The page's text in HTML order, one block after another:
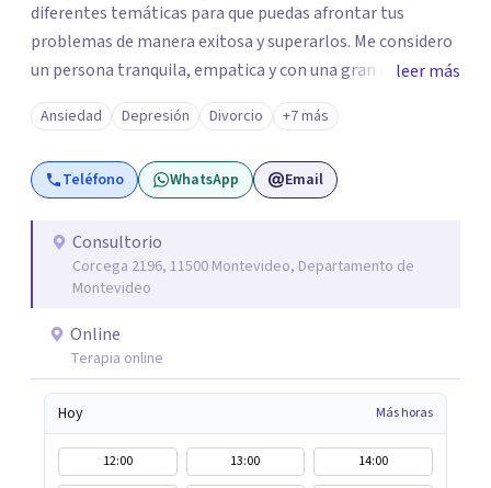
diferentes temáticas para que puedas afrontar tus
problemas de manera exitosa y superarlos. Me considero
un persona tranquila, empatica y con una gran capacidad
analítica. Disfruto ayudando a las personas brindándoles
un espacio único donde ser escuchadas sin prejuicios. Me
formé en la Universidad Católica del Uruguay y me
especialicé en el Instituto Sistémico de Buenos Aires,
formación continua por lo que estoy siempre buscando
formas de profundizar mis conocimientos.
leer más
Ansiedad Depresión Divorcio +7 más
Teléfono WhatsApp Email
Consultorio
Corcega 2196, 11500 Montevideo, Departamento de
Montevideo
Online
Terapia online
Hoy Más horas
12:00 13:00
14:00